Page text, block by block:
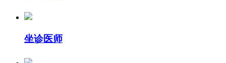
坐诊医师